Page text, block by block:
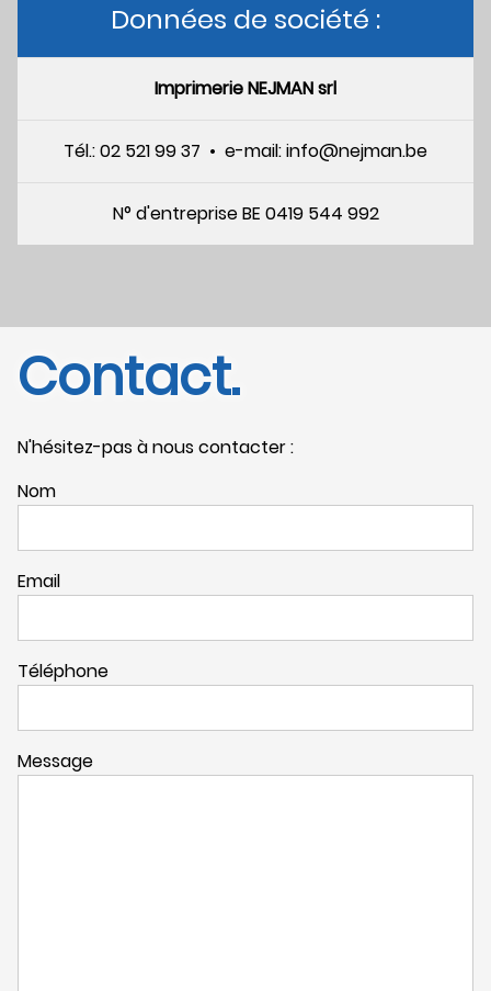
Données de société :
Imprimerie NEJMAN srl
Tél.: 02 521 99 37 • e-mail: info@nejman.be
N° d'entreprise BE 0419 544 992
Contact.
N'hésitez-pas à nous contacter :
Nom
Email
Téléphone
Message